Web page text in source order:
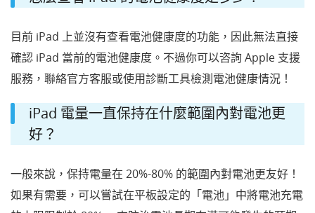
目前 iPad 上並沒有查看電池健康度的功能，因此無法直接
確認 iPad 當前的電池健康度。不過你可以咨詢 Apple 支援
服務，聯絡官方客服或使用診斷工具檢測電池健康情況！
iPad 電量一直保持在什麼範圍內對電池更
好？
一般來說，保持電量在 20%-80% 的範圍內對電池更友好！
如果有需要，可以嘗試在平板設定的「電池」中將電池充電